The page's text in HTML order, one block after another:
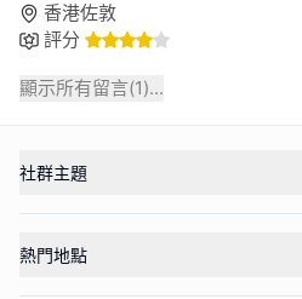
香港佐敦
評分
顯示所有留言(1)...
社群主題
熱門地點